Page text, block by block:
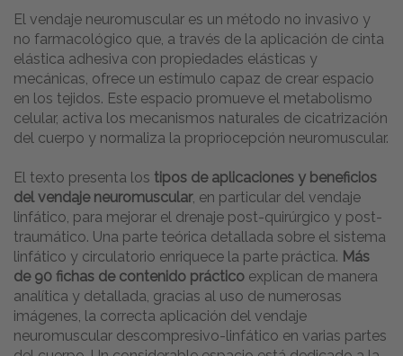
El vendaje neuromuscular es un método no invasivo y
no farmacológico que, a través de la aplicación de cinta
elástica adhesiva con propiedades elásticas y
mecánicas, ofrece un estímulo capaz de crear espacio
en los tejidos. Este espacio promueve el metabolismo
celular, activa los mecanismos naturales de cicatrización
del cuerpo y normaliza la propriocepción neuromuscular.
El texto presenta los tipos de aplicaciones y beneficios
del vendaje neuromuscular, en particular del vendaje
linfático, para mejorar el drenaje post-quirúrgico y post-
traumático. Una parte teórica detallada sobre el sistema
linfático y circulatorio enriquece la parte práctica. Más
de 90 fichas de contenido práctico explican de manera
analítica y detallada, gracias al uso de numerosas
imágenes, la correcta aplicación del vendaje
neuromuscular descompresivo-linfático en varias partes